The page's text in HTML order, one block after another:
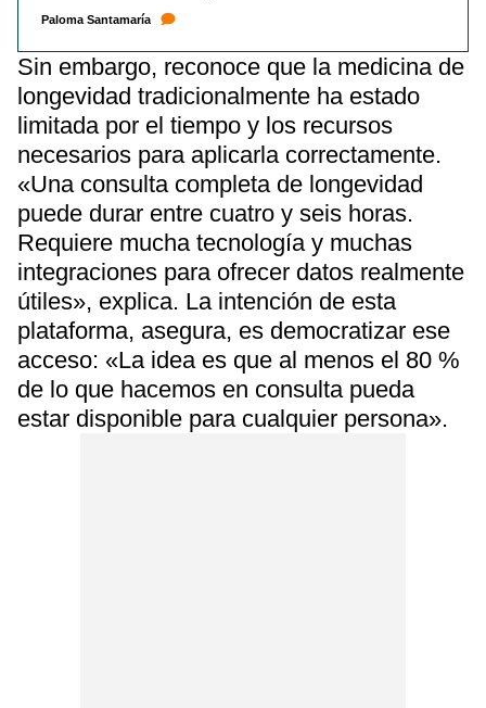
Paloma Santamaría
Sin embargo, reconoce que la medicina de
longevidad tradicionalmente ha estado
limitada por el tiempo y los recursos
necesarios para aplicarla correctamente.
«Una consulta completa de longevidad
puede durar entre cuatro y seis horas.
Requiere mucha tecnología y muchas
integraciones para ofrecer datos realmente
útiles», explica. La intención de esta
plataforma, asegura, es democratizar ese
acceso: «La idea es que al menos el 80 %
de lo que hacemos en consulta pueda
estar disponible para cualquier persona».